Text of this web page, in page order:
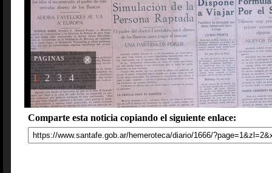
PAGINAS
1 2 3 4
Comparte esta noticia copiando el siguiente enlace: